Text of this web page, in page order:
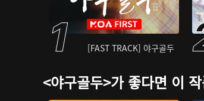
[FAST TRACK] 야구골두
<야구골두>가 좋다면 이